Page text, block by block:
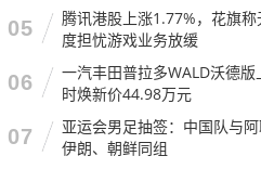
05
腾讯港股上涨1.77%，花旗称
度担忧游戏业务放缓
06
一汽丰田普拉多WALD沃德版
时焕新价44.98万元
07
亚运会男足抽签：中国队与阿
伊朗、朝鲜同组